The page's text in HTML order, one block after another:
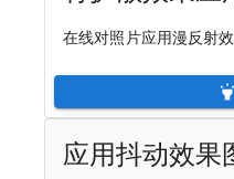
在线对照片应用漫反射效
应用抖动效果